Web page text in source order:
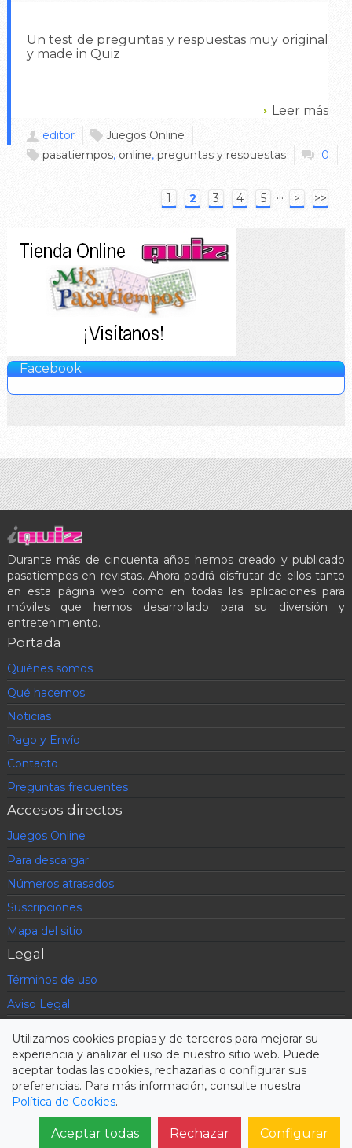
Un test de preguntas y respuestas muy original
y made in Quiz
Leer más
editor
Juegos Online
pasatiempos, online, preguntas y respuestas 0
1 2 3 4 5 ··· > >>
Facebook
Durante más de cincuenta años hemos creado y publicado
pasatiempos en revistas. Ahora podrá disfrutar de ellos tanto
en esta página web como en todas las aplicaciones para
móviles que hemos desarrollado para su diversión y
entretenimiento.
Portada
Quiénes somos
Qué hacemos
Noticias
Pago y Envío
Contacto
Preguntas frecuentes
Accesos directos
Juegos Online
Para descargar
Números atrasados
Suscripciones
Mapa del sitio
Legal
Términos de uso
Aviso Legal
Condiciones contratación
Cookies
© 2005-2026 quiz.es :: Todos los derechos reservados
:: Powered by DefView
Utilizamos cookies propias y de terceros para mejorar su
experiencia y analizar el uso de nuestro sitio web. Puede
aceptar todas las cookies, rechazarlas o configurar sus
preferencias. Para más información, consulte nuestra
Política de Cookies.
Aceptar todas Rechazar Configurar